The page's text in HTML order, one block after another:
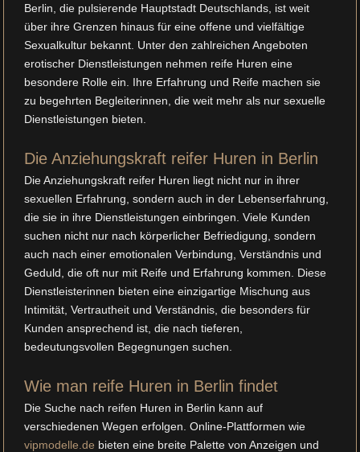
Berlin, die pulsierende Hauptstadt Deutschlands, ist weit
über ihre Grenzen hinaus für eine offene und vielfältige
Sexualkultur bekannt. Unter den zahlreichen Angeboten
erotischer Dienstleistungen nehmen reife Huren eine
besondere Rolle ein. Ihre Erfahrung und Reife machen sie
zu begehrten Begleiterinnen, die weit mehr als nur sexuelle
Dienstleistungen bieten.
Die Anziehungskraft reifer Huren in Berlin
Die Anziehungskraft reifer Huren liegt nicht nur in ihrer
sexuellen Erfahrung, sondern auch in der Lebenserfahrung,
die sie in ihre Dienstleistungen einbringen. Viele Kunden
suchen nicht nur nach körperlicher Befriedigung, sondern
auch nach einer emotionalen Verbindung, Verständnis und
Geduld, die oft nur mit Reife und Erfahrung kommen. Diese
Dienstleisterinnen bieten eine einzigartige Mischung aus
Intimität, Vertrautheit und Verständnis, die besonders für
Kunden ansprechend ist, die nach tieferen,
bedeutungsvollen Begegnungen suchen.
Wie man reife Huren in Berlin findet
Die Suche nach reifen Huren in Berlin kann auf
verschiedenen Wegen erfolgen. Online-Plattformen wie
vipmodelle.de bieten eine breite Palette von Anzeigen und